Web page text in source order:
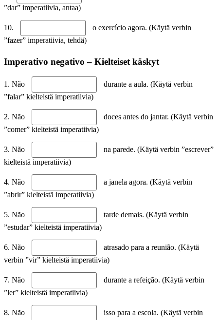
”dar” imperatiivia, antaa)
10.
o exercício agora. (Käytä verbin
”fazer” imperatiivia, tehdä)
Imperativo negativo – Kielteiset käskyt
1. Não
durante a aula. (Käytä verbin
”falar” kielteistä imperatiivia)
2. Não
doces antes do jantar. (Käytä verbin
”comer” kielteistä imperatiivia)
3. Não
na parede. (Käytä verbin ”escrever”
kielteistä imperatiivia)
4. Não
a janela agora. (Käytä verbin
”abrir” kielteistä imperatiivia)
5. Não
tarde demais. (Käytä verbin
”estudar” kielteistä imperatiivia)
6. Não
atrasado para a reunião. (Käytä
verbin ”vir” kielteistä imperatiivia)
7. Não
durante a refeição. (Käytä verbin
”ler” kielteistä imperatiivia)
8. Não
isso para a escola. (Käytä verbin